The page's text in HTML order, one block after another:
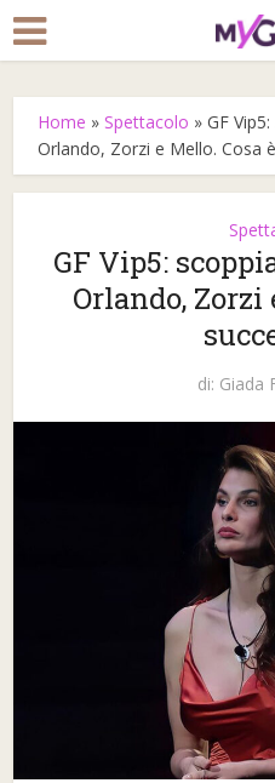
Home »Spettacolo »GF
Orlando, Zorzi e Mello. Cosa
GF Vip5:
Orlando, Zorzi
di: Giada